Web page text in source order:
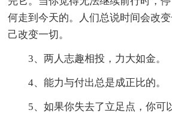
何走到今天的。人们总说时间会改
己改变一切。
3、两人志趣相投，力大如金。
4、能力与付出总是成正比的。
5、如果你失去了立足点，你可以